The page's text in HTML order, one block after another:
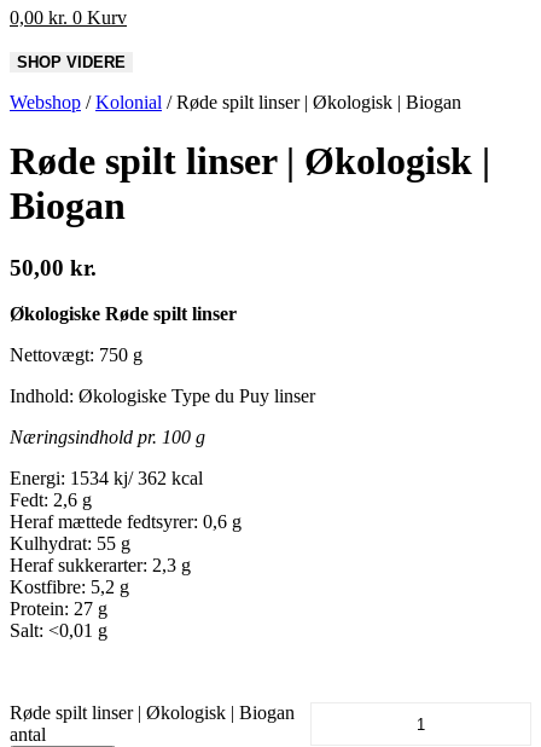
0,00 kr. 0 Kurv
Webshop /Kolonial /Røde spilt linser | Økologisk | Biogan
Røde spilt linser | Økologisk |
Biogan
50,00 kr.
Økologiske Røde spilt linser
Nettovægt: 750 g
Indhold: Økologiske Type du Puy linser
Næringsindhold pr. 100 g
Energi: 1534 kj/ 362 kcal
Fedt: 2,6 g
Heraf mættede fedtsyrer: 0,6 g
Kulhydrat: 55 g
Heraf sukkerarter: 2,3 g
Kostfibre: 5,2 g
Protein: 27 g
Salt: <0,01 g
Røde spilt linser | Økologisk | Biogan
antal